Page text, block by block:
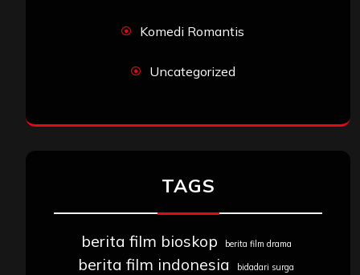
Komedi Romantis
Uncategorized
TAGS
berita film bioskop berita film drama
berita film indonesia bidadari surga